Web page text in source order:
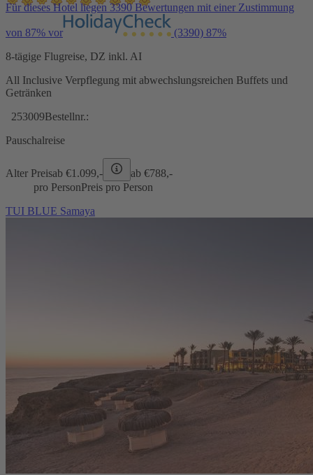
Für dieses Hotel liegen 3390 Bewertungen mit einer Zustimmung
von 87% vor (3390) 87%
8-tägige Flugreise, DZ inkl. AI
All Inclusive Verpflegung mit abwechslungsreichen Buffets und
Getränken
253009Bestellnr.:
Pauschalreise
Alter Preisab €1.099,- ab €788,-
pro PersonPreis pro Person
TUI BLUE Samaya